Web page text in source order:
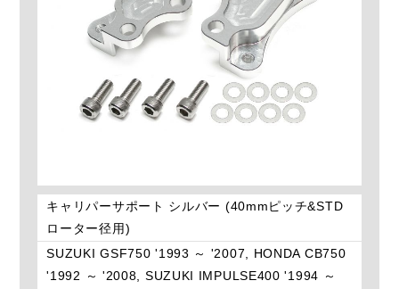
キャリパーサポート シルバー (40mmピッチ&STD
ローター径用)
SUZUKI GSF750 '1993 ～ '2007, HONDA CB750
'1992 ～ '2008, SUZUKI IMPULSE400 '1994 ～